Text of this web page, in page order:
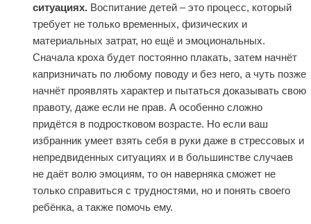
ситуациях. Воспитание детей – это процесс, который
требует не только временных, физических и
материальных затрат, но ещё и эмоциональных.
Сначала кроха будет постоянно плакать, затем начнёт
капризничать по любому поводу и без него, а чуть позже
начнёт проявлять характер и пытаться доказывать свою
правоту, даже если не прав. А особенно сложно
придётся в подростковом возрасте. Но если ваш
избранник умеет взять себя в руки даже в стрессовых и
непредвиденных ситуациях и в большинстве случаев
не даёт волю эмоциям, то он наверняка сможет не
только справиться с трудностями, но и понять своего
ребёнка, а также помочь ему.